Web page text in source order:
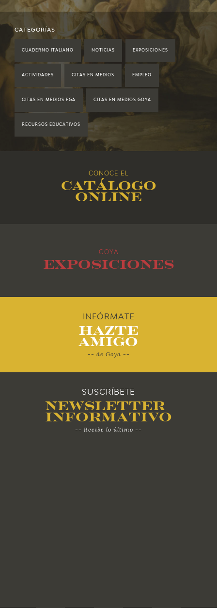
2022
2021
2017
2012
CATEGORÍAS
CUADERNO ITALIANO NOTICIAS EXPOSICIONES
ACTIVIDADES CITAS EN MEDIOS EMPLEO
CITAS EN MEDIOS FGA CITAS EN MEDIOS GOYA
RECURSOS EDUCATIVOS
CONOCE EL
Catálogo
online
GOYA
Exposiciones
INFÓRMATE
Hazte
Amigo
-- de Goya --
SUSCRÍBETE
Newsletter
Informativo
-- Recibe lo último --